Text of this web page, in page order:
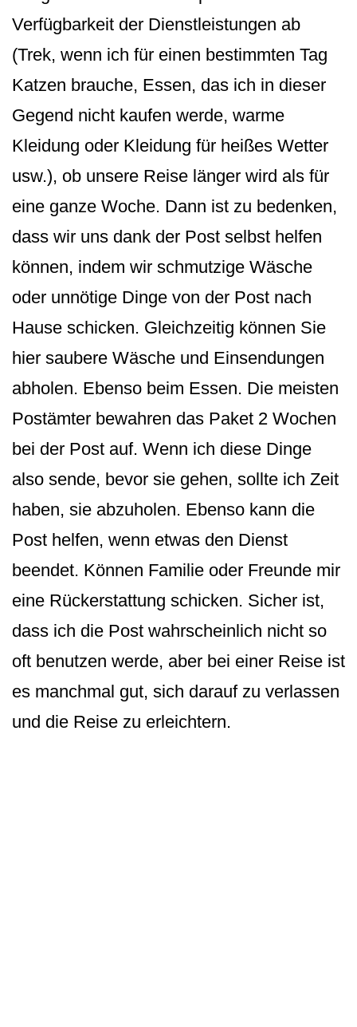
Verfügbarkeit der Dienstleistungen ab
(Trek, wenn ich für einen bestimmten Tag
Katzen brauche, Essen, das ich in dieser
Gegend nicht kaufen werde, warme
Kleidung oder Kleidung für heißes Wetter
usw.), ob unsere Reise länger wird als für
eine ganze Woche. Dann ist zu bedenken,
dass wir uns dank der Post selbst helfen
können, indem wir schmutzige Wäsche
oder unnötige Dinge von der Post nach
Hause schicken. Gleichzeitig können Sie
hier saubere Wäsche und Einsendungen
abholen. Ebenso beim Essen. Die meisten
Postämter bewahren das Paket 2 Wochen
bei der Post auf. Wenn ich diese Dinge
also sende, bevor sie gehen, sollte ich Zeit
haben, sie abzuholen. Ebenso kann die
Post helfen, wenn etwas den Dienst
beendet. Können Familie oder Freunde mir
eine Rückerstattung schicken. Sicher ist,
dass ich die Post wahrscheinlich nicht so
oft benutzen werde, aber bei einer Reise ist
es manchmal gut, sich darauf zu verlassen
und die Reise zu erleichtern.